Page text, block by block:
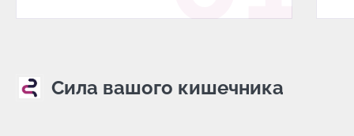
Сила вашого кишечника